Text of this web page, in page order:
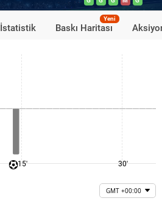
İstatistik Baskı Haritası
Yeni
15' 30'
GMT +00:00